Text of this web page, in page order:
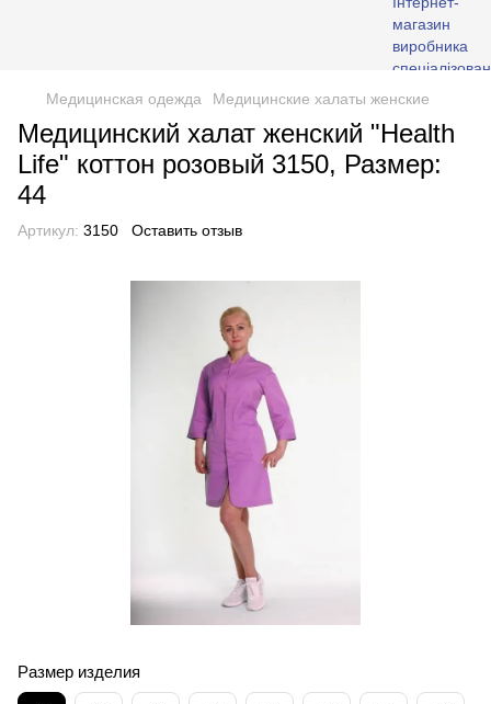
Медицинская одежда Медицинские халаты женские
Медицинский халат женский "Health
Life" коттон розовый 3150, Размер:
44
Артикул: 3150 Оставить отзыв
Размер изделия